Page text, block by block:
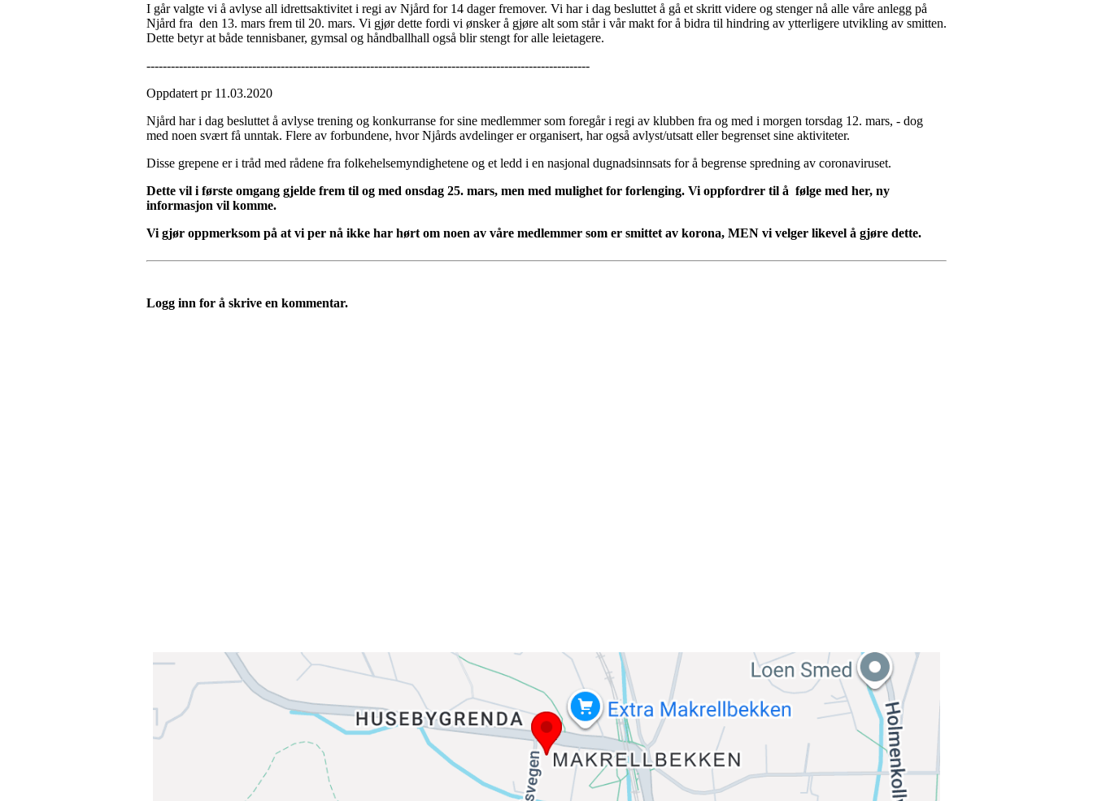
I går valgte vi å avlyse all idrettsaktivitet i regi av Njård for 14 dager fremover. Vi har i dag besluttet å gå et skritt videre og stenger nå alle våre anlegg på
Njård fra den 13. mars frem til 20. mars. Vi gjør dette fordi vi ønsker å gjøre alt som står i vår makt for å bidra til hindring av ytterligere utvikling av smitten.
Dette betyr at både tennisbaner, gymsal og håndballhall også blir stengt for alle leietagere.
-------------------------------------------------------------------------------------------------------------
Oppdatert pr 11.03.2020
Njård har i dag besluttet å avlyse trening og konkurranse for sine medlemmer som foregår i regi av klubben fra og med i morgen torsdag 12. mars, - dog
med noen svært få unntak. Flere av forbundene, hvor Njårds avdelinger er organisert, har også avlyst/utsatt eller begrenset sine aktiviteter.
Disse grepene er i tråd med rådene fra folkehelsemyndighetene og et ledd i en nasjonal dugnadsinnsats for å begrense spredning av coronaviruset.
Dette vil i første omgang gjelde frem til og med onsdag 25. mars, men med mulighet for forlenging. Vi oppfordrer til å følge med her, ny
informasjon vil komme.
Vi gjør oppmerksom på at vi per nå ikke har hørt om noen av våre medlemmer som er smittet av korona, MEN vi velger likevel å gjøre dette.
Logg inn for å skrive en kommentar.